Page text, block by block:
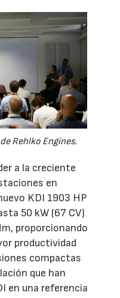
Rehlko Engines.
a la creciente
en
KDI 1903 HP
50 kW (67 CV)
proporcionando
productividad
compactas
que han
en una referencia